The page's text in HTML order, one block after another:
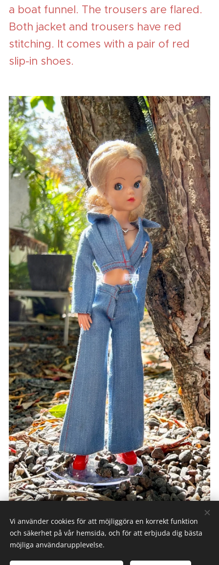
a boat funnel. The trousers are flared.
Both jacket and trousers have red
stitching. It comes with a pair of red
slip-in shoes.
Vi använder cookies för att möjliggöra en korrekt funktion
och säkerhet på vår hemsida, och för att erbjuda dig bästa
möjliga användarupplevelse.